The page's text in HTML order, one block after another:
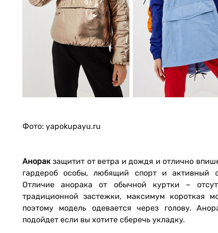
Фото: yapokupayu.ru
Аноракзащитит от ветра и дождя и отлично
гардероб особы, любящий спорт и активный
Отличие анорака от обычной куртки –
традиционной застежки, максимум короткая
поэтому модель одевается через голову.
подойдет если вы хотите сберечь укладку.